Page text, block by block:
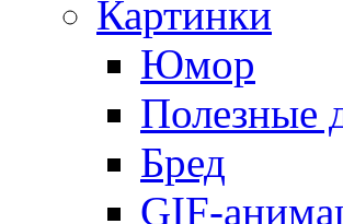
Картинки
Юмор
Полезные
Бред
GIF-